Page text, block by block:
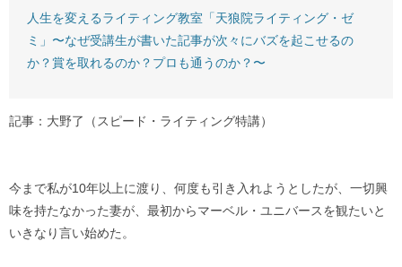
人生を変えるライティング教室「天狼院ライティング・ゼ
ミ」〜なぜ受講生が書いた記事が次々にバズを起こせるの
か？賞を取れるのか？プロも通うのか？〜
記事：大野了（スピード・ライティング特講）
今まで私が10年以上に渡り、何度も引き入れようとしたが、一切興
味を持たなかった妻が、最初からマーベル・ユニバースを観たいと
いきなり言い始めた。